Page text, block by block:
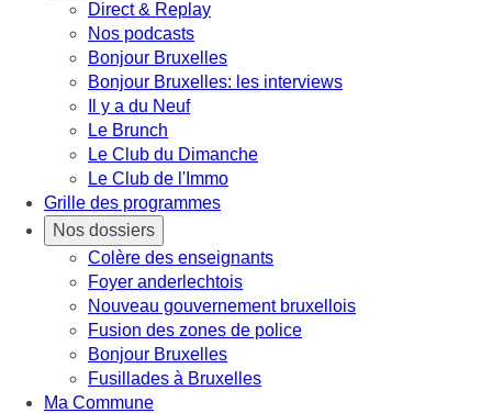
Direct & Replay
Nos podcasts
Bonjour Bruxelles
Bonjour Bruxelles: les interviews
Il y a du Neuf
Le Brunch
Le Club du Dimanche
Le Club de l'Immo
Grille des programmes
Nos dossiers
Colère des enseignants
Foyer anderlechtois
Nouveau gouvernement bruxellois
Fusion des zones de police
Bonjour Bruxelles
Fusillades à Bruxelles
Ma Commune